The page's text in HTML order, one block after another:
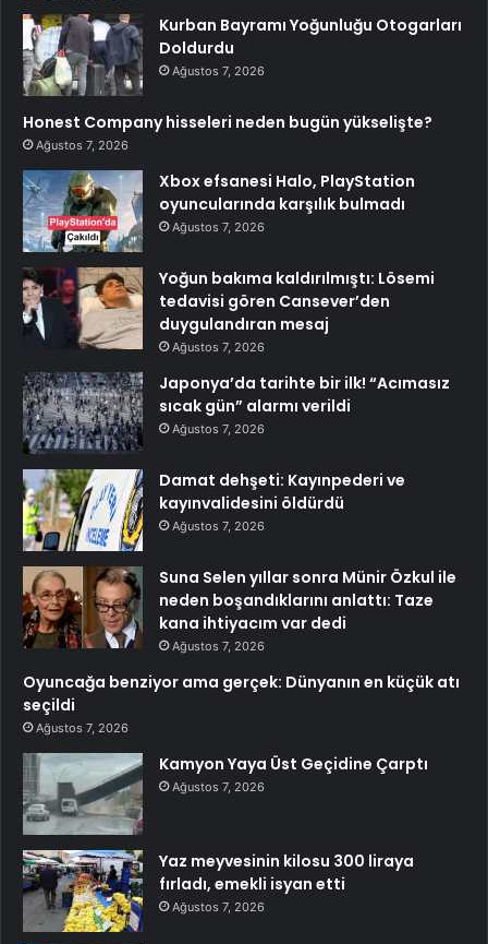
Kurban Bayramı Yoğunluğu Otogarları
Doldurdu
Ağustos 7, 2026
Honest Company hisseleri neden bugün yükselişte?
Ağustos 7, 2026
Xbox efsanesi Halo, PlayStation
oyuncularında karşılık bulmadı
Ağustos 7, 2026
Yoğun bakıma kaldırılmıştı: Lösemi
tedavisi gören Cansever’den
duygulandıran mesaj
Ağustos 7, 2026
Japonya’da tarihte bir ilk! “Acımasız
sıcak gün” alarmı verildi
Ağustos 7, 2026
Damat dehşeti: Kayınpederi ve
kayınvalidesini öldürdü
Ağustos 7, 2026
Suna Selen yıllar sonra Münir Özkul ile
neden boşandıklarını anlattı: Taze
kana ihtiyacım var dedi
Ağustos 7, 2026
Oyuncağa benziyor ama gerçek: Dünyanın en küçük atı
seçildi
Ağustos 7, 2026
Kamyon Yaya Üst Geçidine Çarptı
Ağustos 7, 2026
Yaz meyvesinin kilosu 300 liraya
fırladı, emekli isyan etti
Ağustos 7, 2026